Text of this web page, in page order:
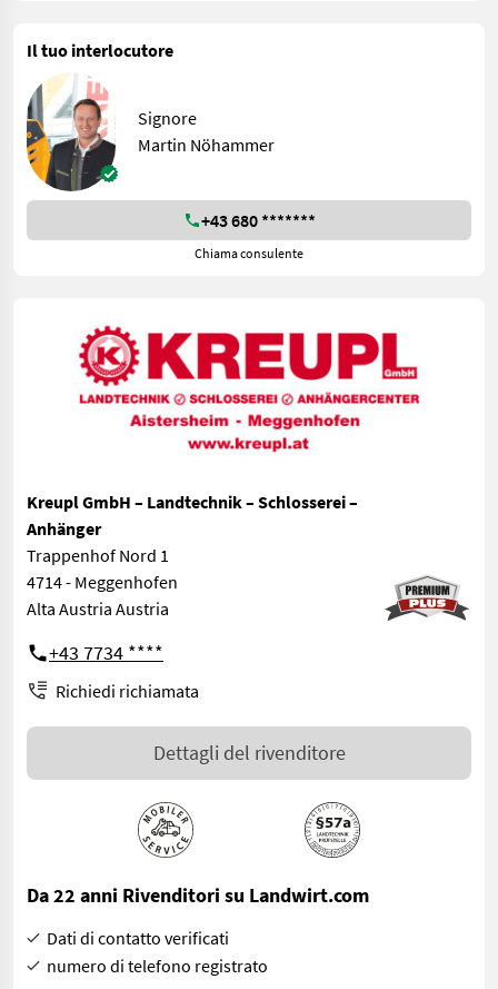
Il tuo interlocutore
Signore
Martin Nöhammer
+43 680 *******
Chiama consulente
Kreupl GmbH – Landtechnik – Schlosserei –
Anhänger
Trappenhof Nord 1
4714 - Meggenhofen
Alta Austria Austria
+43 7734 ****
Richiedi richiamata
Dettagli del rivenditore
Da 22 anni Rivenditori su Landwirt.com
Dati di contatto verificati
numero di telefono registrato